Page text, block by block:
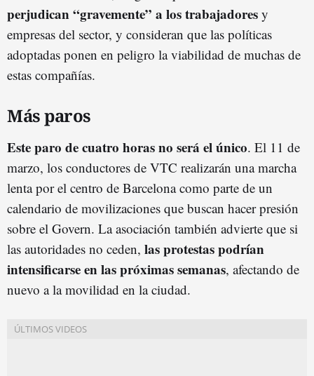
perjudican “gravemente” a los trabajadores y
empresas del sector, y consideran que las políticas
adoptadas ponen en peligro la viabilidad de muchas de
estas compañías.
Más paros
Este paro de cuatro horas no será el único. El 11 de
marzo, los conductores de VTC realizarán una marcha
lenta por el centro de Barcelona como parte de un
calendario de movilizaciones que buscan hacer presión
sobre el Govern. La asociación también advierte que si
las autoridades no ceden, las protestas podrían
intensificarse en las próximas semanas, afectando de
nuevo a la movilidad en la ciudad.